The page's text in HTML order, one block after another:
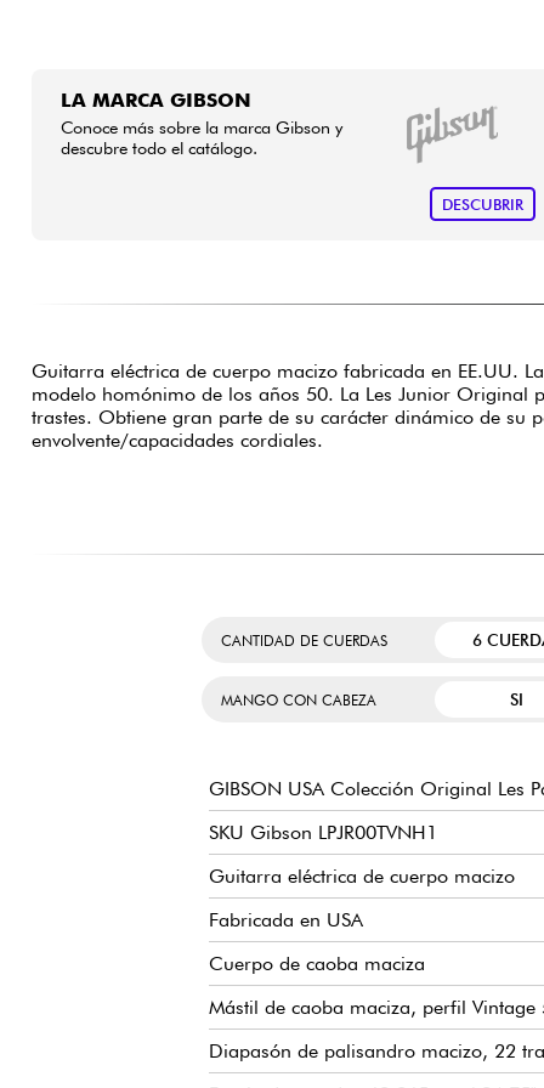
LA MARCA GIBSON
Conoce más sobre la marca Gibson y
descubre todo el catálogo.
DESCUBRIR
Guitarra eléctrica de cuerpo macizo fabricada en EE.UU.
modelo homónimo de los años 50. La Les Junior Original
trastes. Obtiene gran parte de su carácter dinámico de su
envolvente/capacidades cordiales.
CANTIDAD DE CUERDAS 6
MANGO CON CABEZA SI
GIBSON USA Colección Original Les
SKU Gibson LPJR00TVNH1
Guitarra eléctrica de cuerpo macizo
Fabricada en USA
Cuerpo de caoba maciza
Mástil de caoba maciza, perfil Vintage
Diapasón de palisandro macizo, 22